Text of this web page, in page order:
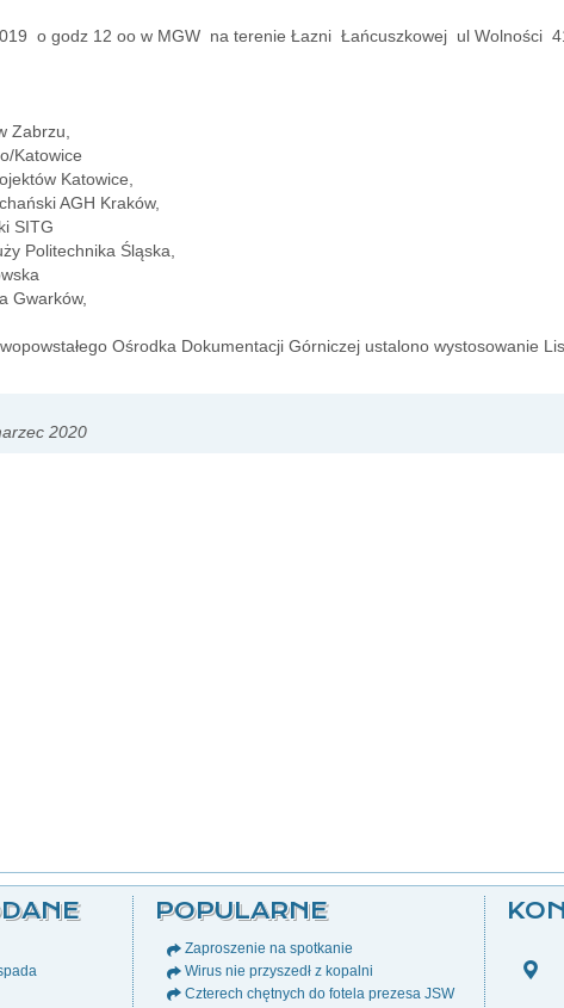
o godz 12 oo w MGW na terenie Łazni Łańcuszkowej ul Wolności
Zabrzu,
Katowice
Katowice,
AGH Kraków,
SITG
Politechnika Śląska,
Gwarków,
Ośrodka Dokumentacji Górniczej ustalono wystosowanie
2020
POPULARNE
Zaproszenie na spotkanie
Wirus nie przyszedł z kopalni
Czterech chętnych do fotela prezesa JSW